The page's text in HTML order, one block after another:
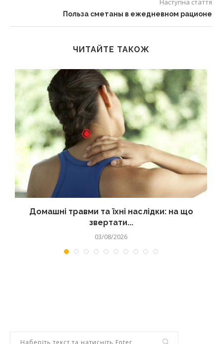
Наступна стаття
Польза сметаны в ежедневном рационе
ЧИТАЙТЕ ТАКОЖ
Домашні травми та їхні наслідки: на що
звертати...
03/08/2026